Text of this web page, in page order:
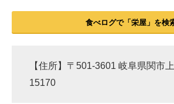
食べログで「栄屋」を検
【住所】〒501-3601 岐阜県関市
15170